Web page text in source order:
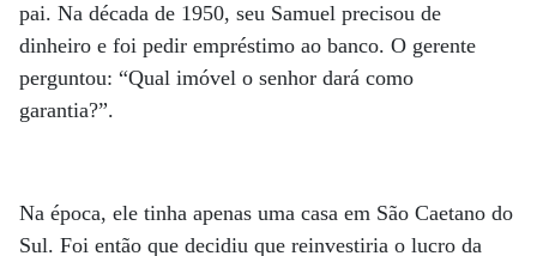
pai. Na década de 1950, seu Samuel precisou de
dinheiro e foi pedir empréstimo ao banco. O gerente
perguntou: “Qual imóvel o senhor dará como
garantia?”.
Na época, ele tinha apenas uma casa em São Caetano do
Sul. Foi então que decidiu que reinvestiria o lucro da